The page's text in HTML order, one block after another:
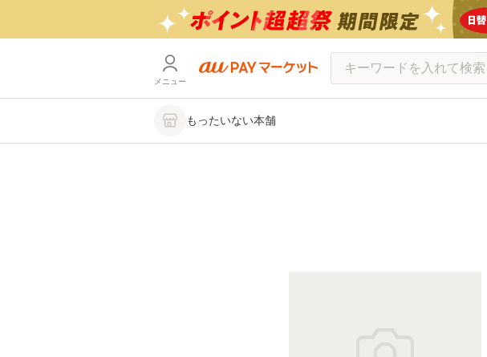
メニュー
もったいない本舗